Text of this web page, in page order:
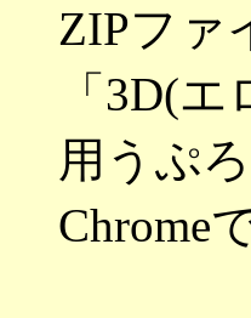
ZIPファ
「3D(
用うぷ
Chrome